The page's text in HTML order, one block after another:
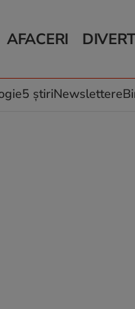
AFACERI
Auto
Locuri de muncă
Horoscop
Muzică și
5 știriNewslettere